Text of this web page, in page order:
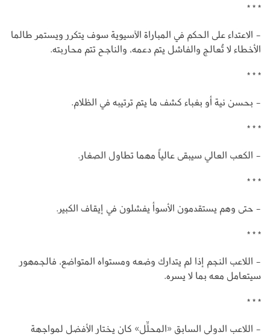
* * *
- الاعتداء على الحكم في المباراة الآسيوية سوف يتكرر ويستمر طالما
الأخطاء لا تُعالج والفاشل يتم دعمه، والناجح تتم محاربته.
* * *
- بحسن نية أو بغباء كشف ما يتم ترتيبه في الظلام.
* * *
- الكعب العالي سيبقى عالياً مهما تطاول الصغار.
* * *
- حتى وهم يستقدمون الأسوأ يفشلون في إيقاف الكبير.
* * *
- اللاعب النجم إذا لم يتدارك وضعه ومستواه المتواضع، فالجمهور
سيتعامل معه بما لا يسره.
* * *
- اللاعب الدولي السابق «المحلِّل» كان يختار الأفضل لمواجهة